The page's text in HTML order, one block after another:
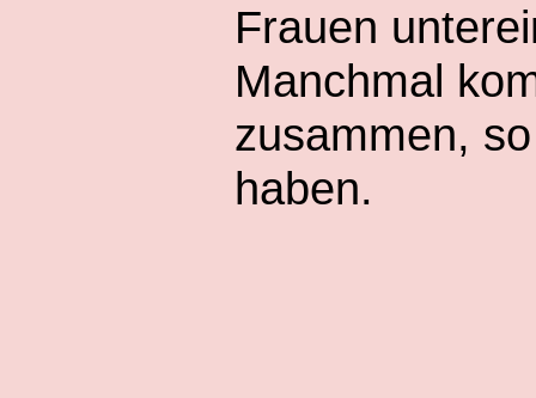
Frauen
Manchmal
zusammen,
haben.